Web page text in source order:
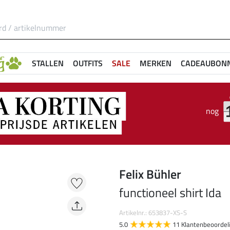
STALLEN OUTFITS SALE MERKEN
nog
Felix Bühler
functioneel shirt Ida
Artikelnr.: 653837-XS-S
5.0
11